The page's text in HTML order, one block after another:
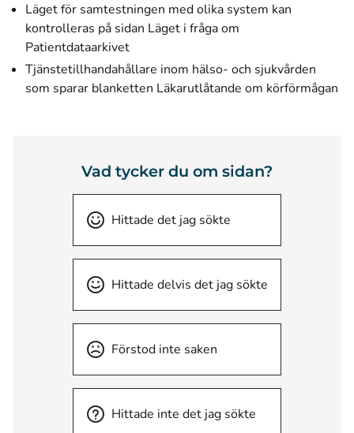
Läget för samtestningen med olika system kan
kontrolleras på sidan Läget i fråga om
Patientdataarkivet
Tjänstetillhandahållare inom hälso- och sjukvården
som sparar blanketten Läkarutlåtande om körförmågan
Vad tycker du om sidan?
Hittade det jag sökte
Hittade delvis det jag sökte
Förstod inte saken
Hittade inte det jag sökte